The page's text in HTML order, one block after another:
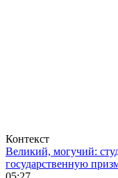
Контекст
Великий, могучий:
государственную